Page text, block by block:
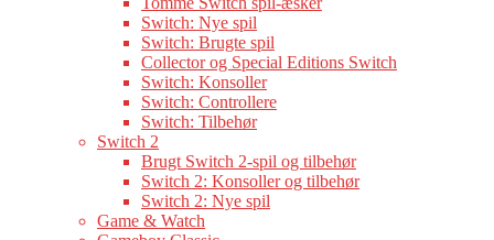
Switch: Nye spil
Switch: Brugte spil
Collector og Special Editions Switch
Switch: Konsoller
Switch: Controllere
Switch: Tilbehør
Switch 2
Brugt Switch 2-spil og tilbehør
Switch 2: Konsoller og tilbehør
Switch 2: Nye spil
Game & Watch